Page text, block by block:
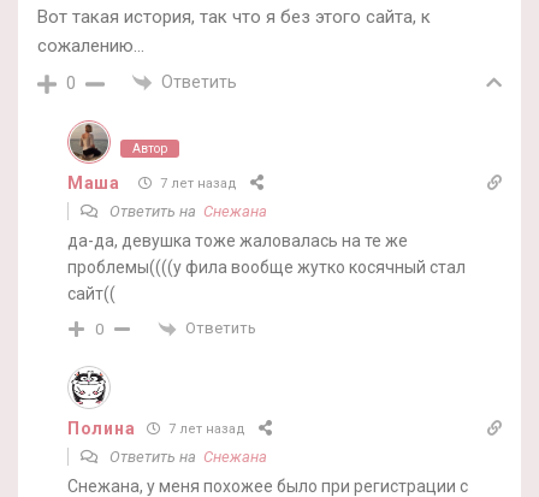
Вот такая история, так что я без этого сайта, к
сожалению…
0 Ответить
Автор
Маша 7 лет назад
Ответить на Снежана
да-да, девушка тоже жаловалась на те же
проблемы((((у фила вообще жутко косячный стал
сайт((
0 Ответить
Полина 7 лет назад
Ответить на Снежана
Снежана, у меня похожее было при регистрации с